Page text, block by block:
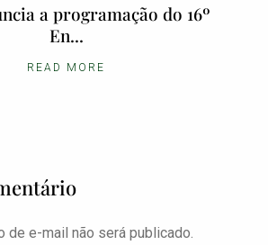
a programação do 16º
En...
READ MORE
de e-mail não será publicado.